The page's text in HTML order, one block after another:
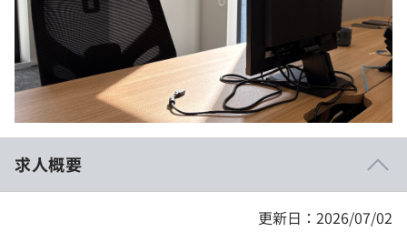
就活成功ガイド
プラン
個人向けプラン
法人向けプラン
契約内容・クーポン
求人概要
更新日：2026/07/02